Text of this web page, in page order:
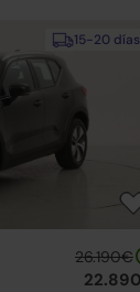
15-20 días
26.190€